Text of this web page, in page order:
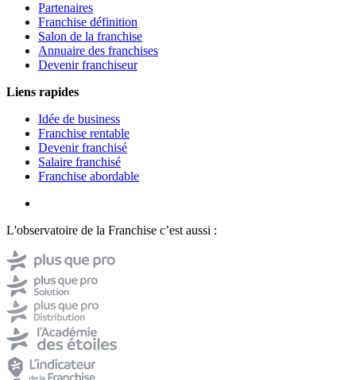
Partenaires
Franchise définition
Salon de la franchise
Annuaire des franchises
Devenir franchiseur
Liens rapides
Idée de business
Franchise rentable
Devenir franchisé
Salaire franchisé
Franchise abordable
L'observatoire de la Franchise c’est aussi :